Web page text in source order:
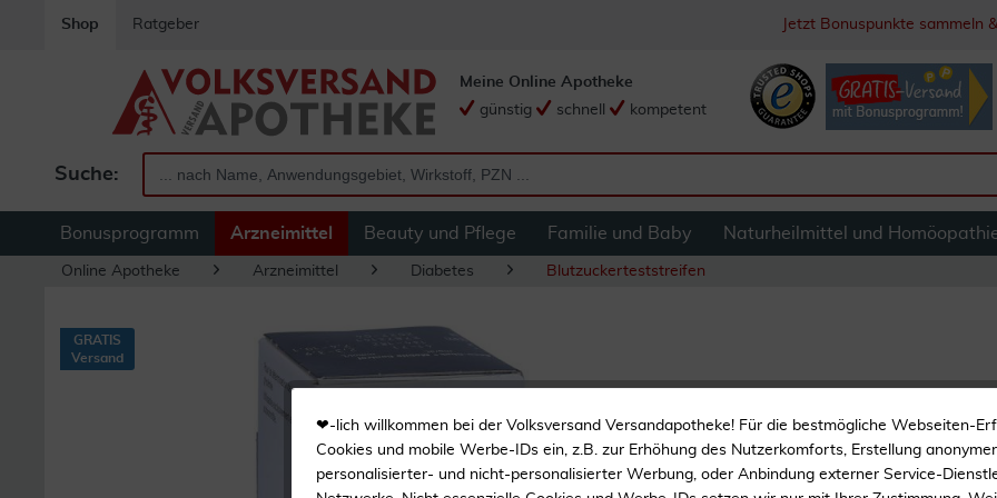
Shop Ratgeber Jetzt Bonuspunkte sammeln
Suche:
Meine Online Apotheke
günstig
schnell kompetent
Bonusprogramm Arzneimittel Beauty und Pflege Familie und Baby Naturheilmittel und
Online Apotheke Arzneimittel Diabetes Blutzuckerteststreifen
Accu Chek
GRATIS
Versand
❤-lich willkommen bei der Volksversand Versandapotheke! Für die bestmögliche Webseiten-
Cookies und mobile Werbe-IDs ein, z.B. zur Erhöhung des Nutzerkomforts, Erstellung
personalisierter- und nicht-personalisierter Werbung, oder Anbindung externer Service-